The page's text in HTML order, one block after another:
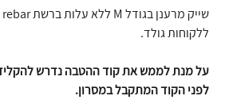
שייק מרענן בגודל M
ללא עלות ברשת
ללקוחות גולד.
לפני הקוד המתקבל במסרון.